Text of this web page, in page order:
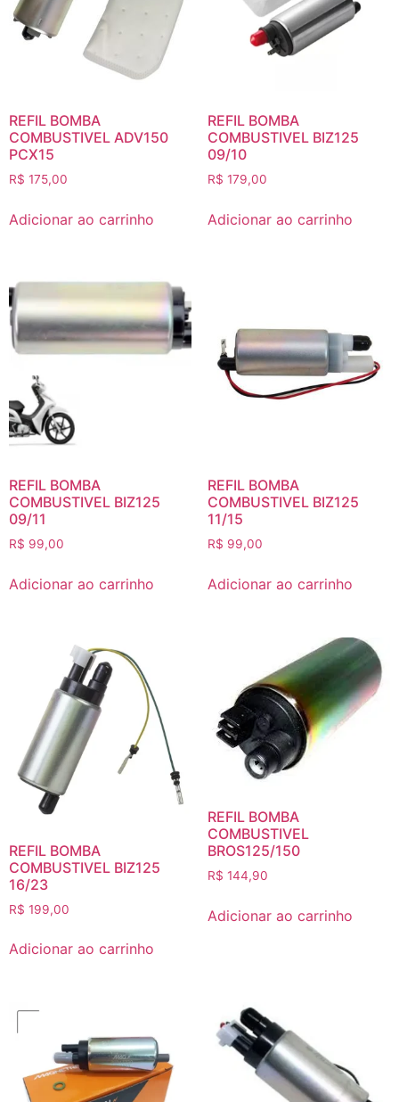
REFIL BOMBA
COMBUSTIVEL ADV150
PCX15
R$ 175,00
Adicionar ao carrinho
REFIL BOMBA
COMBUSTIVEL BIZ125
09/10
R$ 179,00
Adicionar ao carrinho
REFIL BOMBA
COMBUSTIVEL BIZ125
09/11
R$ 99,00
Adicionar ao carrinho
REFIL BOMBA
COMBUSTIVEL BIZ125
11/15
R$ 99,00
Adicionar ao carrinho
REFIL BOMBA
COMBUSTIVEL BIZ125
16/23
R$ 199,00
Adicionar ao carrinho
REFIL BOMBA
COMBUSTIVEL
BROS125/150
R$ 144,90
Adicionar ao carrinho